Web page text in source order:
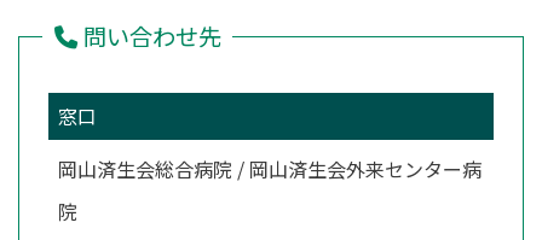
問い合わせ先
窓口
岡山済生会総合病院 / 岡山済生会外来センター病
院